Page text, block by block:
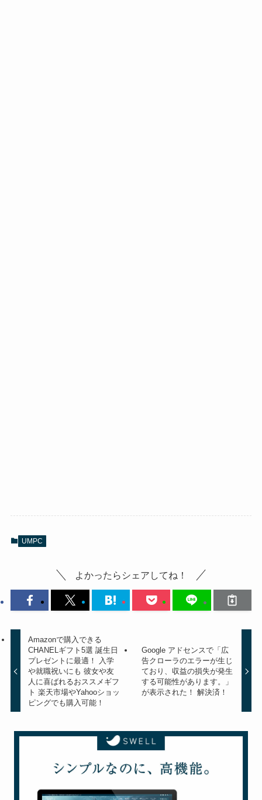
UMPC
よかったらシェアしてね！
Amazonで購入できる
CHANELギフト5選 誕生日
プレゼントに最適！ 入学
や就職祝いにも 彼女や友
人に喜ばれるおススメギフ
ト 楽天市場やYahooショッ
ピングでも購入可能！
Google アドセンスで「広
告クローラのエラーが生じ
ており、収益の損失が発生
する可能性があります。」
が表示された！ 解決済！